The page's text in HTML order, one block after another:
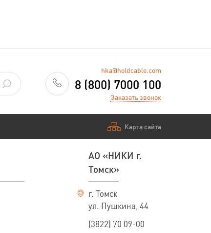
hka@holdcable.com
8 (800) 7000 100
Заказать звонок
Карта сайта
АО «НИКИ г.
Томск»
г. Томск
ул. Пушкина, 44
(3822) 70 09-00